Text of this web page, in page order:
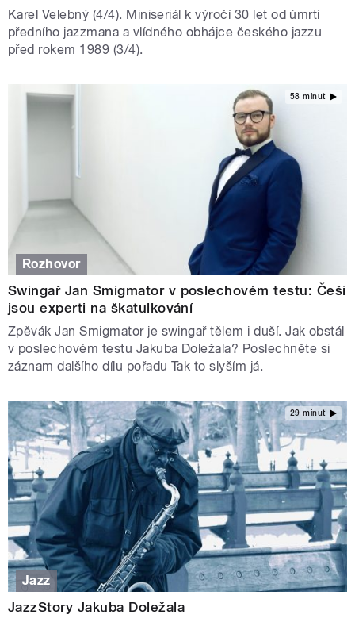
Karel Velebný (4/4). Miniseriál k výročí 30 let od úmrtí
předního jazzmana a vlídného obhájce českého jazzu
před rokem 1989 (3/4).
58 minut
Rozhovor
Swingař Jan Smigmator v poslechovém testu: Češi
jsou experti na škatulkování
Zpěvák Jan Smigmator je swingař tělem i duší. Jak obstál
v poslechovém testu Jakuba Doležala? Poslechněte si
záznam dalšího dílu pořadu Tak to slyším já.
29 minut
Jazz
JazzStory Jakuba Doležala